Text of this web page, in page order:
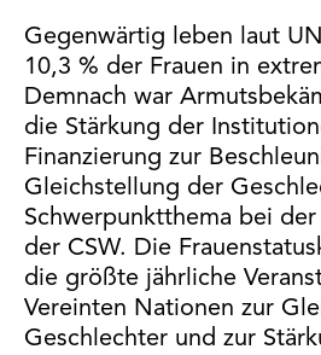
Gegenwärtig leben laut
10,3 % der Frauen in
Demnach war
die Stärkung der
Finanzierung zur
Gleichstellung der
Schwerpunktthema bei
der CSW. Die
die größte jährliche
Vereinten Nationen zur
Geschlechter und zur